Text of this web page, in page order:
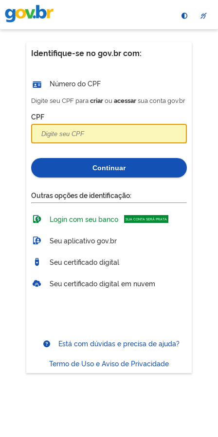
para
conteÃºdo
Identifique-se no gov.br com:
Número do CPF
Digite seu CPF paracriarou acessarsua conta gov.br
CPF
Continuar
Outras opções de identificação:
Login com seu banco SUA CONTA SERÁ PRATA
Seu aplicativo gov.br
Seu certificado digital
Seu certificado digital em nuvem
Está com dúvidas e precisa de ajuda?
Termo de Uso e Aviso de Privacidade